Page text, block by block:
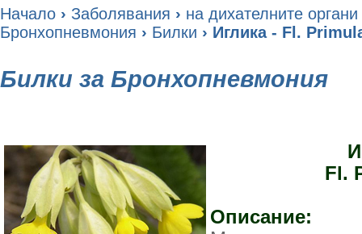
Начало › Заболявания › на дихателните
Бронхопневмония › Билки › Иглика - Fl.
Билки за Бронхопневмония
Fl.
Описание: